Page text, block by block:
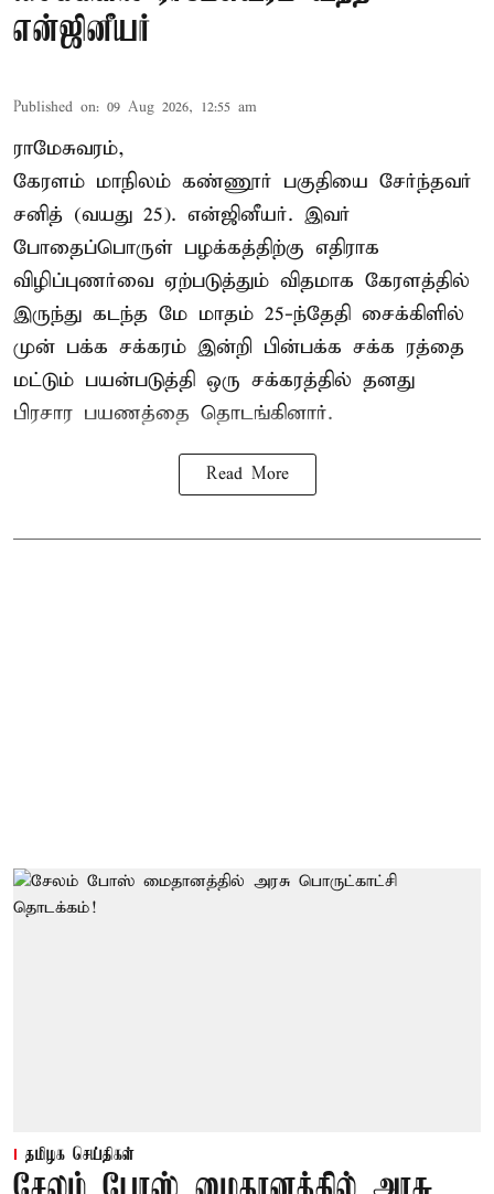
என்ஜினீயர்
Published on: 09 Aug 2026, 12:55 am
ராமேசுவரம்,
கேரளம் மாநிலம் கண்ணூர் பகுதியை சேர்ந்தவர்
சனித் (வயது 25). என்ஜினீயர். இவர்
போதைப்பொருள் பழக்கத்திற்கு எதிராக
விழிப்புணர்வை ஏற்படுத்தும் விதமாக கேரளத்தில்
இருந்து கடந்த மே மாதம் 25-ந்தேதி சைக்கிளில்
முன் பக்க சக்கரம் இன்றி பின்பக்க சக்க ரத்தை
மட்டும் பயன்படுத்தி ஒரு சக்கரத்தில் தனது
பிரசார பயணத்தை தொடங்கினார்.
Read More
தமிழக செய்திகள்